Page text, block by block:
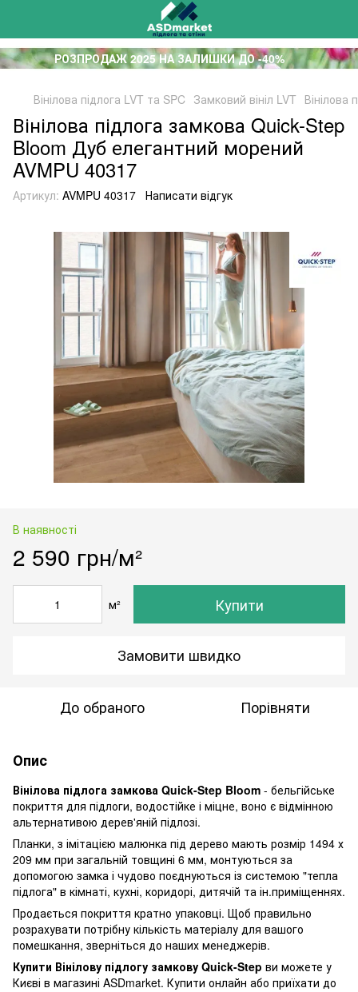
РОЗПРОДАЖ 2025 НА ЗАЛИШКИ ДО -40%
Вінілова підлога LVT та SPC Замковий вініл LVT
Вінілова підлога замкова Quick-Step
Bloom Дуб елегантний морений
AVMPU 40317
Артикул: AVMPU 40317 Написати відгук
В наявності
2 590 грн/м²
м² Купити
Замовити швидко
До обраного Порівняти
Опис
Вінілова підлога замкова Quick-Step Bloom - бельгійське
покриття для підлоги, водостійке і міцне, воно є відмінною
альтернативою дерев'яній підлозі.
Планки, з імітацією малюнка під дерево мають розмір 1494 х
209 мм при загальній товщині 6 мм, монтуються за
допомогою замка і чудово поєднуються із системою "тепла
підлога" в кімнаті, кухні, коридорі, дитячій та ін.приміщеннях.
Продається покриття кратно упаковці. Щоб правильно
розрахувати потрібну кількість матеріалу для вашого
помешкання, зверніться до наших менеджерів.
Купити Вінілову підлогу замкову Quick-Step ви можете у
Києві в магазині ASDmarket. Купити онлайн або приїхати до